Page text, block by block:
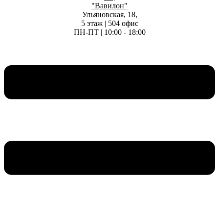
"Вавилон"
Ульяновская, 18,
5 этаж | 504 офис
ПН-ПТ | 10:00 - 18:00